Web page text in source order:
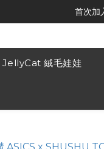
首次加
JellyCat 絨毛娃娃